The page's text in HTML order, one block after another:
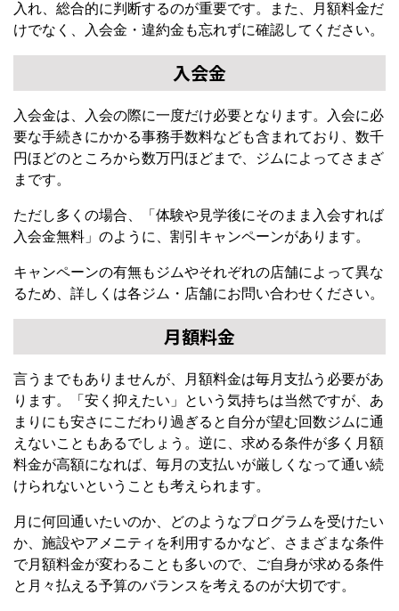
入れ、総合的に判断するのが重要です。また、月額料金だ
けでなく、入会金・違約金も忘れずに確認してください。
入会金
入会金は、入会の際に一度だけ必要となります。入会に必
要な手続きにかかる事務手数料なども含まれており、数千
円ほどのところから数万円ほどまで、ジムによってさまざ
まです。
ただし多くの場合、「体験や見学後にそのまま入会すれば
入会金無料」のように、割引キャンペーンがあります。
キャンペーンの有無もジムやそれぞれの店舗によって異な
るため、詳しくは各ジム・店舗にお問い合わせください。
月額料金
言うまでもありませんが、月額料金は毎月支払う必要があ
ります。「安く抑えたい」という気持ちは当然ですが、あ
まりにも安さにこだわり過ぎると自分が望む回数ジムに通
えないこともあるでしょう。逆に、求める条件が多く月額
料金が高額になれば、毎月の支払いが厳しくなって通い続
けられないということも考えられます。
月に何回通いたいのか、どのようなプログラムを受けたい
か、施設やアメニティを利用するかなど、さまざまな条件
で月額料金が変わることも多いので、ご自身が求める条件
と月々払える予算のバランスを考えるのが大切です。